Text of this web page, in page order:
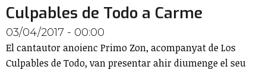
Culpables de Todo a Carme
03/04/2017 - 00:00
El cantautor anoienc Primo Zon, acompanyat de Los
Culpables de Todo, van presentar ahir diumenge el seu